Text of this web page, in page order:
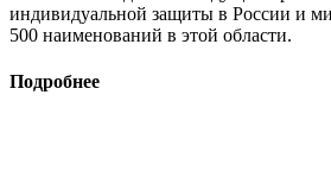
индивидуальной защиты в России и
500 наименований в этой области.
Подробнее